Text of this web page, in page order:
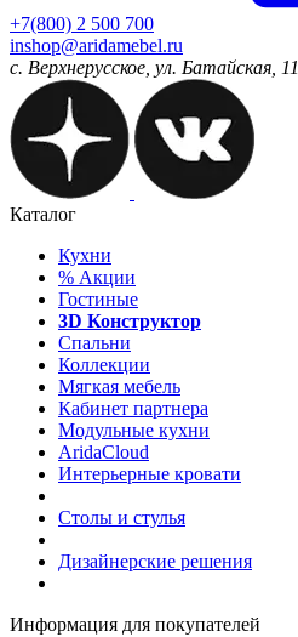
+7(800) 2 500 700
inshop@aridamebel.ru
с. Верхнерусское, ул. Батайская, 11
Каталог
Кухни
% Акции
Гостиные
3D Конструктор
Спальни
Коллекции
Мягкая мебель
Кабинет партнера
Модульные кухни
AridaCloud
Интерьерные кровати
Столы и стулья
Дизайнерские решения
Информация для покупателей